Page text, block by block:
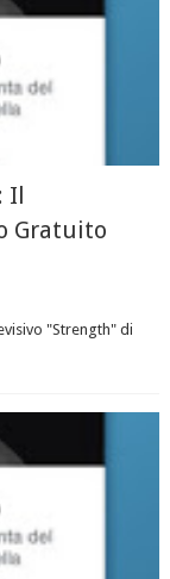
Il
Gratuito
"Strength" di